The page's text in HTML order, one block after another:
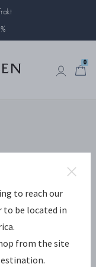
0
to reach our
to be located in
from the site